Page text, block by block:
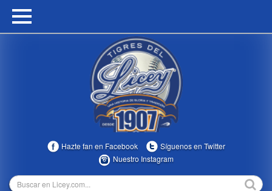
HOME
MULTIMEDIA
Hazte fan en Facebook
Síguenos en Twitter
Nuestro Instagram